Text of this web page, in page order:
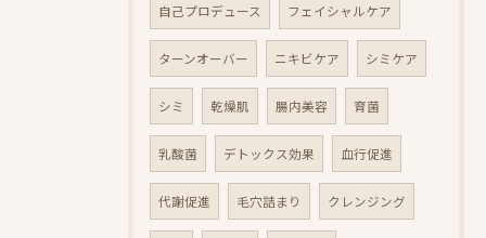
自己プロデュース フェイシャルケア
ターンオーバー ニキビケア シミケア
シミ 乾燥肌 腸内美容 育菌
乳酸菌 デトックス効果 血行促進
代謝促進 毛穴詰まり クレンジング